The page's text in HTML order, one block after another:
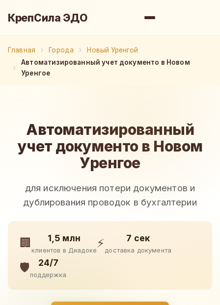
КрепСила ЭДО
Главная Города
Новый Уренгой
Автоматизированный учет документо в Новом
Уренгое
Автоматизированный
учет документо в Новом
Уренгое
для исключения потери документов и
дублирования проводок в бухгалтерии
🏢 1,5 млн
клиентов в Диадоке
⚡ 7 сек
доставка документа
🛡️ 24/7
поддержка